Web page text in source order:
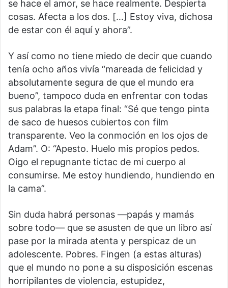
se hace el amor, se hace realmente. Despierta
cosas. Afecta a los dos. […] Estoy viva, dichosa
de estar con él aquí y ahora”.
Y así como no tiene miedo de decir que cuando
tenía ocho años vivía “mareada de felicidad y
absolutamente segura de que el mundo era
bueno”, tampoco duda en enfrentar con todas
sus palabras la etapa final: “Sé que tengo pinta
de saco de huesos cubiertos con film
transparente. Veo la conmoción en los ojos de
Adam”. O: “Apesto. Huelo mis propios pedos.
Oigo el repugnante tictac de mi cuerpo al
consumirse. Me estoy hundiendo, hundiendo en
la cama”.
Sin duda habrá personas —papás y mamás
sobre todo— que se asusten de que un libro así
pase por la mirada atenta y perspicaz de un
adolescente. Pobres. Fingen (a estas alturas)
que el mundo no pone a su disposición escenas
horripilantes de violencia, estupidez,